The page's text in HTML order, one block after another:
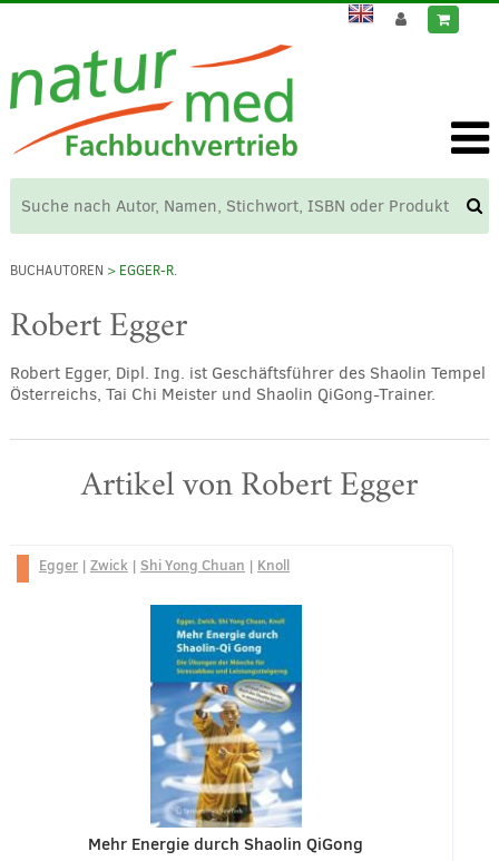
BUCHAUTOREN > EGGER-R.
Robert Egger
Robert Egger, Dipl. Ing. ist Geschäftsführer des Shaolin Tempel
Österreichs, Tai Chi Meister und Shaolin QiGong-Trainer.
Artikel von Robert Egger
Egger| Zwick| Shi Yong Chuan | Knoll
Mehr Energie durch Shaolin QiGong